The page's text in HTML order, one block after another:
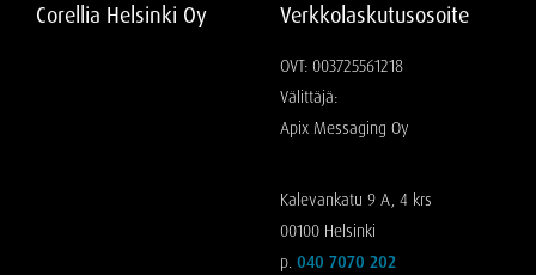
Corellia Helsinki Oy Verkkolaskutusosoite
OVT: 003725561218
Välittäjä:
Apix Messaging Oy
Kalevankatu 9 A, 4 krs
00100 Helsinki
p. 040 7070 202